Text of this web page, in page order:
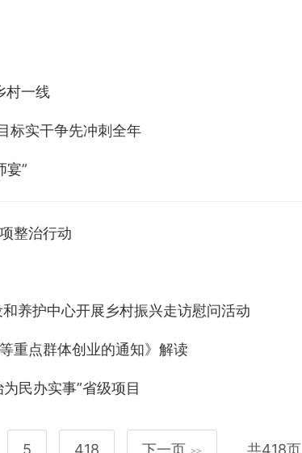
村一线
标实干争先冲刺全年
宴”
整治行动
养护中心开展乡村振兴走访慰问活动
重点群体创业的通知》解读
民办实事”省级项目
5 418 下一页 共418页